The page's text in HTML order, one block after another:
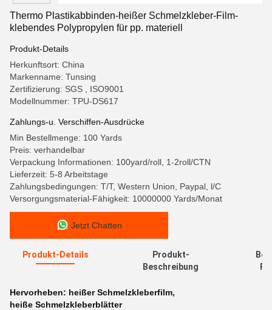
Thermo Plastikabbinden-heißer Schmelzkleber-Film-
klebendes Polypropylen für pp. materiell
Produkt-Details
Herkunftsort: China
Markenname: Tunsing
Zertifizierung: SGS , ISO9001
Modellnummer: TPU-DS617
Zahlungs-u. Verschiffen-Ausdrücke
Min Bestellmenge: 100 Yards
Preis: verhandelbar
Verpackung Informationen: 100yard/roll, 1-2roll/CTN
Lieferzeit: 5-8 Arbeitstage
Zahlungsbedingungen: T/T, Western Union, Paypal, l/C
Versorgungsmaterial-Fähigkeit: 10000000 Yards/Monat
Jetzt Chatten
Produkt-Details
Produkt-
Beschreibung
Hervorheben: heißer Schmelzkleberfilm,
heiße Schmelzkleberblätter